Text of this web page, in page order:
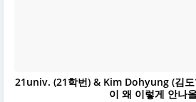
21univ. (21학번) & Kim Dohyung (김
이 왜 이렇게 안나